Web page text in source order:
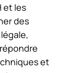
et les
des
et